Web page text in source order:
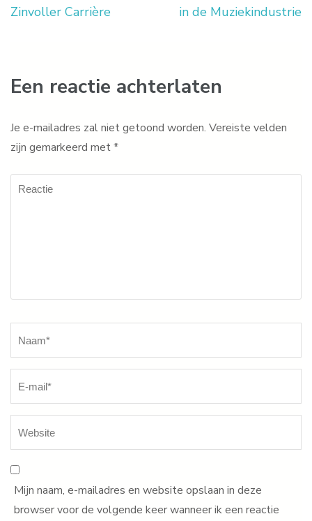
Zinvoller Carrière
in de Muziekindustrie
Een reactie achterlaten
Je e-mailadres zal niet getoond worden. Vereiste velden
zijn gemarkeerd met*
Reactie
Mijn naam, e-mailadres en website opslaan in deze
browser voor de volgende keer wanneer ik een reactie